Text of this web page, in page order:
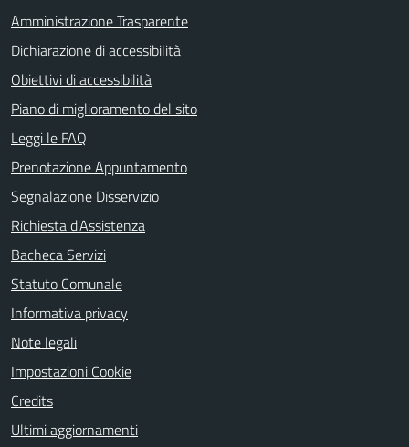
Amministrazione Trasparente
Dichiarazione di accessibilità
Obiettivi di accessibilità
Piano di miglioramento del sito
Leggi le FAQ
Prenotazione Appuntamento
Segnalazione Disservizio
Richiesta d'Assistenza
Bacheca Servizi
Statuto Comunale
Informativa privacy
Note legali
Impostazioni Cookie
Credits
Ultimi aggiornamenti